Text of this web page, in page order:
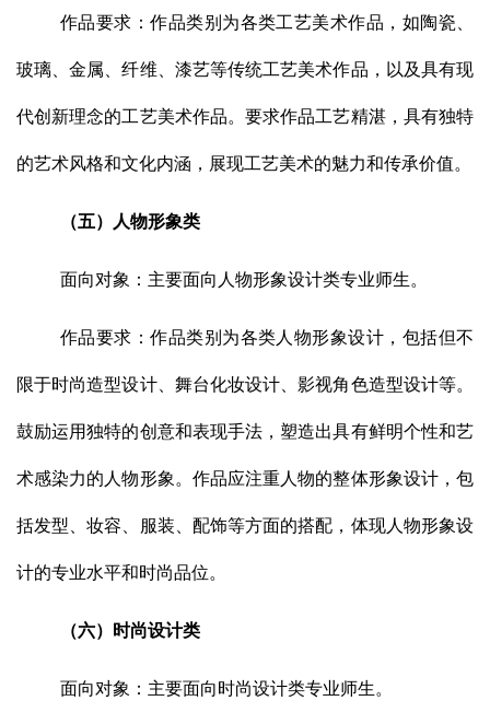
作品要求：作品类别为各类工艺美术作品，如陶瓷、
玻璃、金属、纤维、漆艺等传统工艺美术作品，以及具有现
代创新理念的工艺美术作品。要求作品工艺精湛，具有独特
的艺术风格和文化内涵，展现工艺美术的魅力和传承价值。
（五）人物形象类
面向对象：主要面向人物形象设计类专业师生。
作品要求：作品类别为各类人物形象设计，包括但不
限于时尚造型设计、舞台化妆设计、影视角色造型设计等。
鼓励运用独特的创意和表现手法，塑造出具有鲜明个性和艺
术感染力的人物形象。作品应注重人物的整体形象设计，包
括发型、妆容、服装、配饰等方面的搭配，体现人物形象设
计的专业水平和时尚品位。
（六）时尚设计类
面向对象：主要面向时尚设计类专业师生。